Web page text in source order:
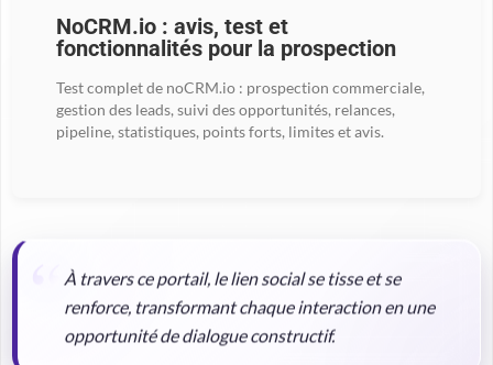
NoCRM.io : avis, test et
fonctionnalités pour la prospection
Test complet de noCRM.io : prospection commerciale,
gestion des leads, suivi des opportunités, relances,
pipeline, statistiques, points forts, limites et avis.
À travers ce portail, le lien social se tisse et se
renforce, transformant chaque interaction en une
opportunité de dialogue constructif.